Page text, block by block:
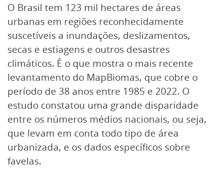
O Brasil tem 123 mil hectares de áreas
urbanas em regiões reconhecidamente
suscetíveis a inundações, deslizamentos,
secas e estiagens e outros desastres
climáticos. É o que mostra o mais recente
levantamento do MapBiomas, que cobre o
período de 38 anos entre 1985 e 2022. O
estudo constatou uma grande disparidade
entre os números médios nacionais, ou seja,
que levam em conta todo tipo de área
urbanizada, e os dados específicos sobre
favelas.